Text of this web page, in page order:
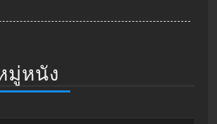
มู่หนัง